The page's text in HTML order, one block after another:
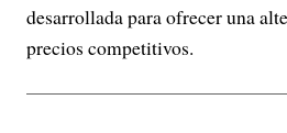
desarrollada para ofrecer una
precios competitivos.